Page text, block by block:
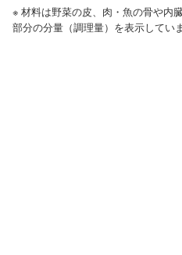
※ 材料は野菜の皮、肉・魚の骨や内
部分の分量（調理量）を表示していま